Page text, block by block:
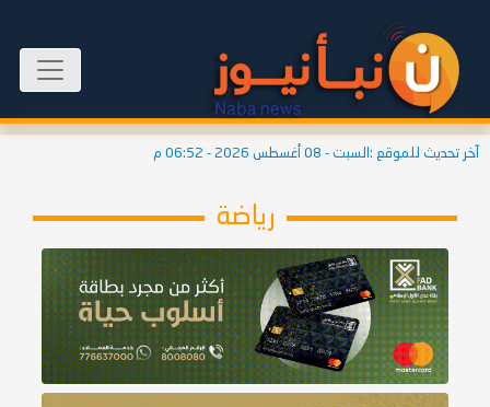
آخر تحديث للموقع : السبت - 08 أغسطس 2026 - 06:52 م
رياضة